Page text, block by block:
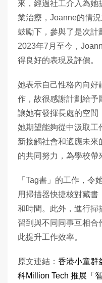
來，經過社工介入為她
業治療，Joanne的情
鼓勵下，參與了是次計
2023年7月至今，
得良好的表現及評價。
她表示自己性格內向好
作，故很感謝計劃給予
讓她有發揮長處的空間
她期望能夠從中汲取工
新接觸社會和適應未來
的共同努力，為學校帶
「Tag書」的工作，令
用掃描器快捷核對藏
和時間。此外，進行掃
習到與不同同事互相合
此提升工作效率。
原文連結： 香港小童群
科Million Tech 推展「